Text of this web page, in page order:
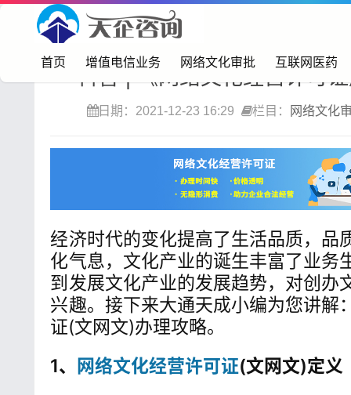
首页 增值电信业务 网络文化审批 互联网医药
首页> 网络文化审批
科普 | 《网络文化经营许可
日期：2021-12-23 16:29 栏目： 网络文化
经济时代的变化提高了生活品质，品
化气息，文化产业的诞生丰富了业务
到发展文化产业的发展趋势，对创办
兴趣。接下来大通天成小编为您讲解
证(文网文)办理攻略。
1、
网络文化经营许可证(文网文)定义